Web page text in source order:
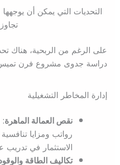
التحديات التي يمكن أن
على الرغم من الربحية، هناك
دراسة جدوى مشروع فرن تميس
إدارة المخاطر التشغيلية
نقص العمالة الماهرة:
رواتب ومزايا
الاستثمار في تدريب
تكاليف الطاقة